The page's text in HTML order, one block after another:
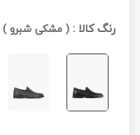
رنگ کالا :(مشکی شبرو)